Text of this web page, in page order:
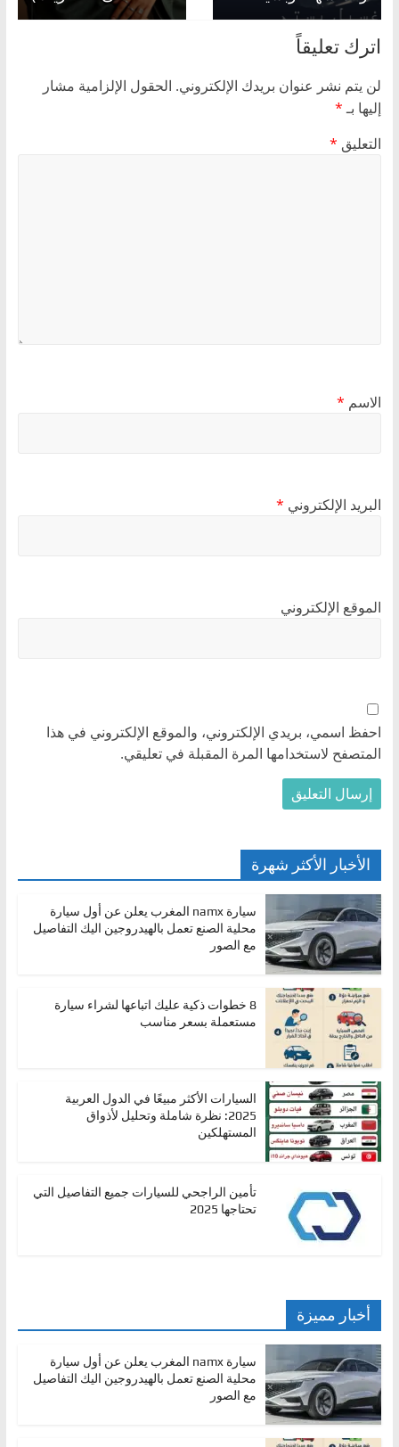
اترك تعليقاً
لن يتم نشر عنوان بريدك الإلكتروني. الحقول الإلزامية مشار
إليها بـ*
التعليق *
الاسم *
البريد الإلكتروني *
الموقع الإلكتروني
احفظ اسمي، بريدي الإلكتروني، والموقع الإلكتروني في هذا
المتصفح لاستخدامها المرة المقبلة في تعليقي.
الأخبار الأكثر شهرة
سيارة namx المغرب يعلن عن أول سيارة
محلية الصنع تعمل بالهيدروجين اليك التفاصيل
مع الصور
8 خطوات ذكية عليك اتباعها لشراء سيارة
مستعملة بسعر مناسب
السيارات الأكثر مبيعًا في الدول العربية
2025: نظرة شاملة وتحليل لأذواق
المستهلكين
تأمين الراجحي للسيارات جميع التفاصيل التي
تحتاجها 2025
أخبار مميزة
سيارة namx المغرب يعلن عن أول سيارة
محلية الصنع تعمل بالهيدروجين اليك التفاصيل
مع الصور